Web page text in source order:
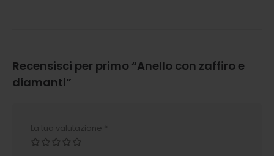
Recensisci per primo “Anello con zaffiro e
diamanti”
La tua valutazione *